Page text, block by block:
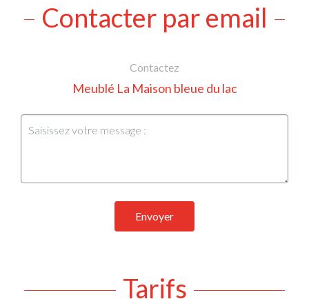
Contacter par email
Contactez
Meublé La Maison bleue du lac
Envoyer
Tarifs